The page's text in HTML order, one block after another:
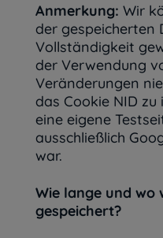
Anmerkung: Wir
der gespeicherten
Vollständigkeit
der Verwendung
Veränderungen
das Cookie NID
eine eigene
ausschließlich
war.
Wie lange und wo
gespeichert?